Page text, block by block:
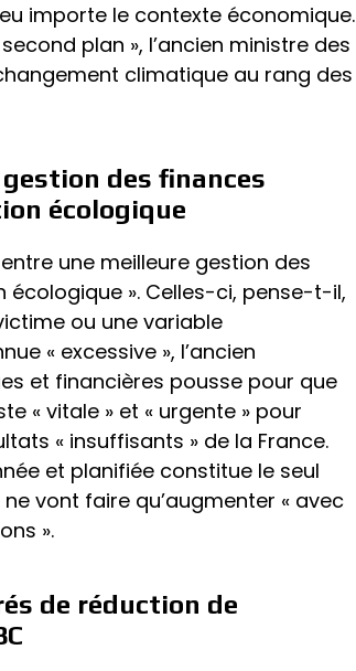
importe le contexte économique.
plan », l’ancien ministre des
climatique au rang des
des finances
écologique
une meilleure gestion des
». Celles-ci, pense-t-il,
ou une variable
« excessive », l’ancien
et financières pousse pour que
« vitale » et « urgente » pour
« insuffisants » de la France.
et planifiée constitue le seul
vont faire qu’augmenter « avec
».
de réduction de